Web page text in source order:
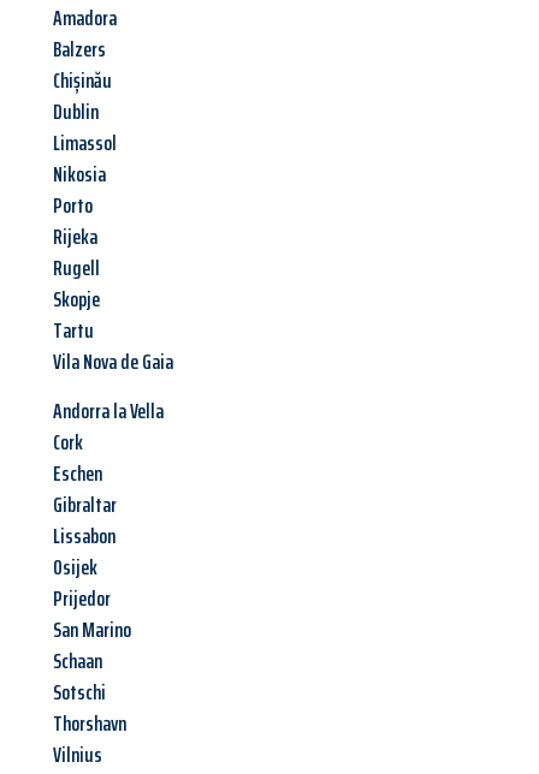
Amadora
Balzers
Chișinău
Dublin
Limassol
Nikosia
Porto
Rijeka
Rugell
Skopje
Tartu
Vila Nova de Gaia
Andorra la Vella
Cork
Eschen
Gibraltar
Lissabon
Osijek
Prijedor
San Marino
Schaan
Sotschi
Thorshavn
Vilnius